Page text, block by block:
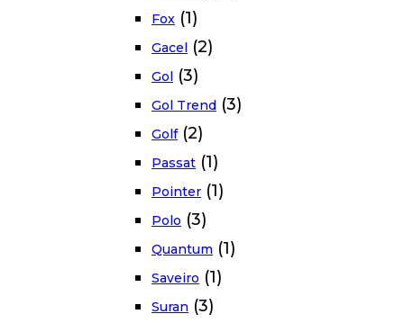
Fox (1)
Gacel (2)
Gol (3)
Gol Trend (3)
Golf (2)
Passat (1)
Pointer (1)
Polo (3)
Quantum (1)
Saveiro (1)
Suran (3)